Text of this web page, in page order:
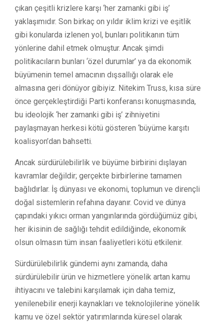
çıkan çeşitli krizlere karşı ‘her zamanki gibi iş’
yaklaşımıdır. Son birkaç on yıldır iklim krizi ve eşitlik
gibi konularda izlenen yol, bunları politikanın tüm
yönlerine dahil etmek olmuştur. Ancak şimdi
politikacıların bunları ‘özel durumlar’ ya da ekonomik
büyümenin temel amacının dışsallığı olarak ele
almasına geri dönüyor gibiyiz. Nitekim Truss, kısa süre
önce gerçekleştirdiği Parti konferansı konuşmasında,
bu ideolojik ‘her zamanki gibi iş’ zihniyetini
paylaşmayan herkesi kötü gösteren ‘büyüme karşıtı
koalisyon’dan bahsetti.
Ancak sürdürülebilirlik ve büyüme birbirini dışlayan
kavramlar değildir; gerçekte birbirlerine tamamen
bağlıdırlar. İş dünyası ve ekonomi, toplumun ve dirençli
doğal sistemlerin refahına dayanır. Covid ve dünya
çapındaki yıkıcı orman yangınlarında gördüğümüz gibi,
her ikisinin de sağlığı tehdit edildiğinde, ekonomik
olsun olmasın tüm insan faaliyetleri kötü etkilenir.
Sürdürülebilirlik gündemi aynı zamanda, daha
sürdürülebilir ürün ve hizmetlere yönelik artan kamu
ihtiyacını ve talebini karşılamak için daha temiz,
yenilenebilir enerji kaynakları ve teknolojilerine yönelik
kamu ve özel sektör yatırımlarında küresel olarak